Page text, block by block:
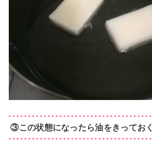
③この状態になったら油をきっておく